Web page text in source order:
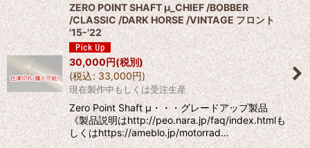
ZERO POINT SHAFT μ_CHIEF /BOBBER
/CLASSIC /DARK HORSE /VINTAGE フロント
'15-'22
30,000円(税別)
(税込: 33,000円)
現在製作中もしくは受注生産
Zero Point Shaft μ・・・グレードアップ製品
《製品説明はhttp://peo.nara.jp/faq/index.htmlも
しくはhttps://ameblo.jp/motorrad…